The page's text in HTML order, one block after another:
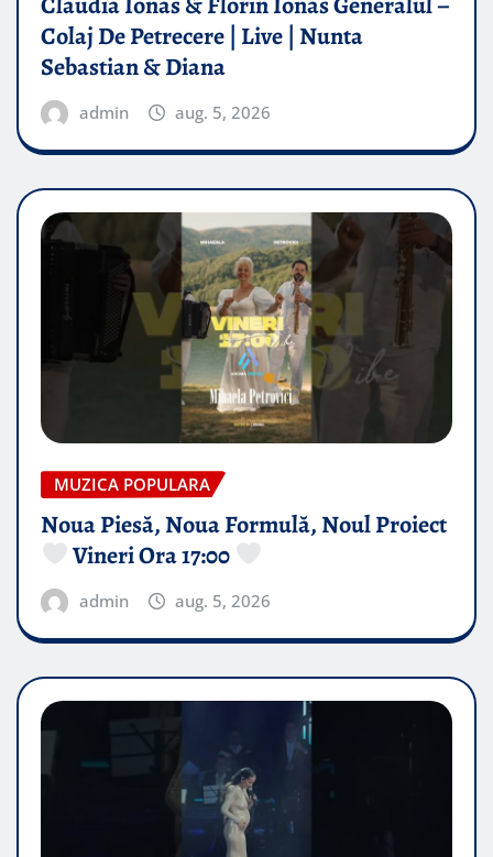
Colaj De Petrecere | Live | Nunta
Sebastian & Diana
admin aug. 5, 2026
MUZICA POPULARA
Noua Piesă, Noua Formulă, Noul Proiect
Vineri Ora 17:00
admin aug. 5, 2026